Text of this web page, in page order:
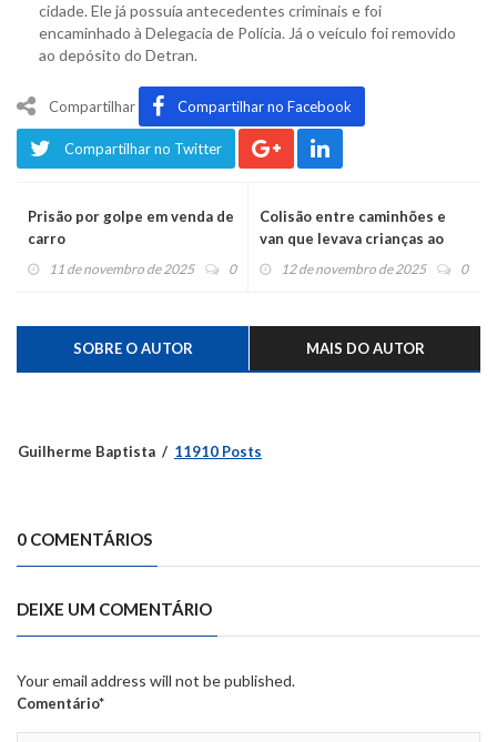
cidade. Ele já possuía antecedentes criminais e foi
encaminhado à Delegacia de Polícia. Já o veículo foi removido
ao depósito do Detran.
Compartilhar Compartilhar no Facebook
Compartilhar no Twitter
Prisão por golpe em venda de
carro
11 de novembro de 2025 0
Colisão entre caminhões e
van que levava crianças ao
Beto Carreira causa morte e
12 de novembro de 2025 0
SOBRE O AUTOR MAIS DO AUTOR
Guilherme Baptista 11910 Posts
0 COMENTÁRIOS
DEIXE UM COMENTÁRIO
Your email address will not be published.
Comentário*